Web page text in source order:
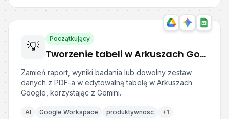
💡
Początkujący
Tworzenie tabeli w Arkuszach Google na podstawie pliku PDF
Zamień raport, wyniki badania lub dowolny zestaw
danych z PDF-a w edytowalną tabelę w Arkuszach
Google, korzystając z Gemini.
AI Google Workspace produktywnosc +1